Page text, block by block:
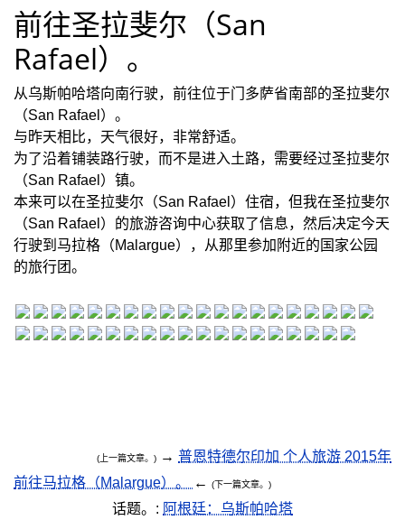
前往圣拉斐尔（San
Rafael）。
从乌斯帕哈塔向南行驶，前往位于门多萨省南部的圣拉斐尔
（San Rafael）。
与昨天相比，天气很好，非常舒适。
为了沿着铺装路行驶，而不是进入土路，需要经过圣拉斐尔
（San Rafael）镇。
本来可以在圣拉斐尔（San Rafael）住宿，但我在圣拉斐尔
（San Rafael）的旅游咨询中心获取了信息，然后决定今天
行驶到马拉格（Malargue），从那里参加附近的国家公园
的旅行团。
(上一篇文章。) → 普恩特德尔印加 个人旅游 2015年
前往马拉格（Malargue）。
← (下一篇文章。)
话题。: 阿根廷：乌斯帕哈塔